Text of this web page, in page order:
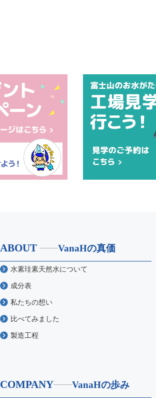
ABOUT VanaHの真価
水素珪素天然水について
成分表
私たちの想い
比べてみました
製造工程
COMPANY VanaHの歩み